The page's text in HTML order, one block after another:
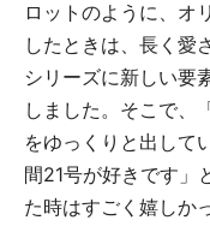
ロットのように、オ
したときは、長く愛
シリーズに新しい要
しました。そこで、
をゆっくりと出して
間21号が好きです」
た時はすごく嬉しか